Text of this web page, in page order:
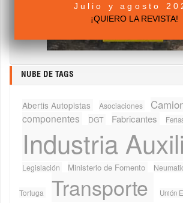
NUBE DE TAGS
Abertis Autopistas Asociaciones
componentes DGT Fabricantes
Industria
Legislación
Ministerio de Fomento
Tortuga Transporte Unión
Julio y agosto
¡QUIERO LA REVISTA!